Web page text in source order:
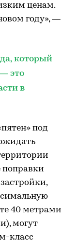
ценам.
году», —
который
это
в
под
поправки
40 метрами
могут
класс